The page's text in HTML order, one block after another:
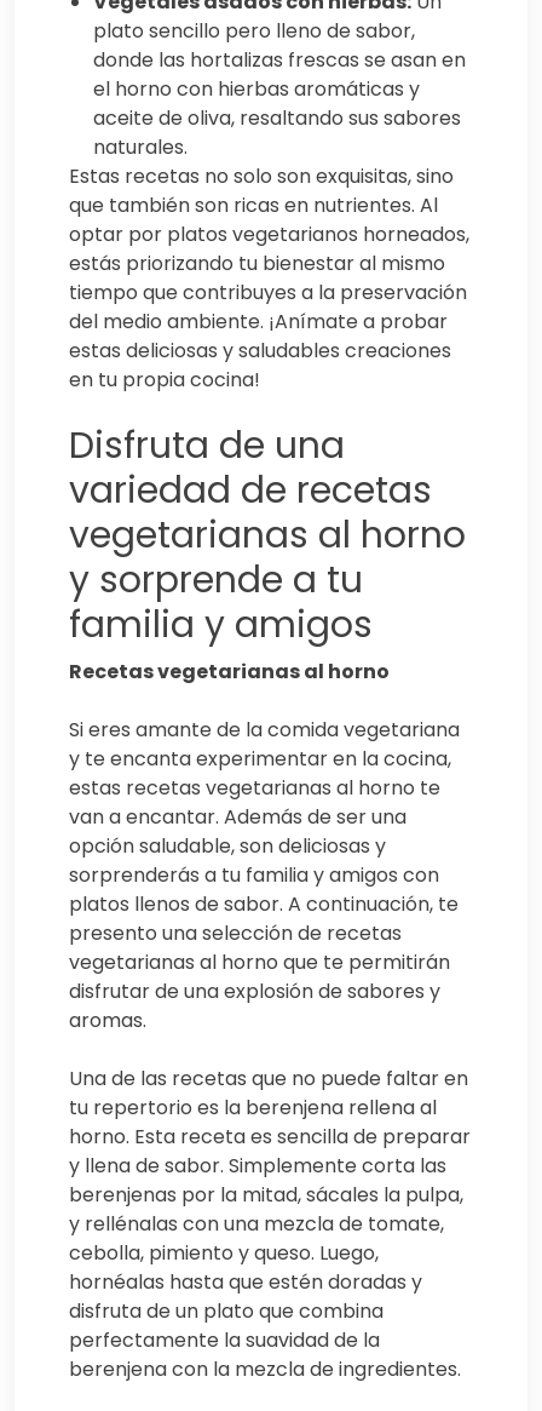
plato sencillo pero lleno de sabor,
donde las hortalizas frescas se asan en
el horno con hierbas aromáticas y
aceite de oliva, resaltando sus sabores
naturales.
Estas recetas no solo son exquisitas, sino
que también son ricas en nutrientes. Al
optar por platos vegetarianos horneados,
estás priorizando tu bienestar al mismo
tiempo que contribuyes a la preservación
del medio ambiente. ¡Anímate a probar
estas deliciosas y saludables creaciones
en tu propia cocina!
Disfruta de una
variedad de recetas
vegetarianas al horno
y sorprende a tu
familia y amigos
Recetas vegetarianas al horno
Si eres amante de la comida vegetariana
y te encanta experimentar en la cocina,
estas recetas vegetarianas al horno te
van a encantar. Además de ser una
opción saludable, son deliciosas y
sorprenderás a tu familia y amigos con
platos llenos de sabor. A continuación, te
presento una selección de recetas
vegetarianas al horno que te permitirán
disfrutar de una explosión de sabores y
aromas.
Una de las recetas que no puede faltar en
tu repertorio es la berenjena rellena al
horno. Esta receta es sencilla de preparar
y llena de sabor. Simplemente corta las
berenjenas por la mitad, sácales la pulpa,
y rellénalas con una mezcla de tomate,
cebolla, pimiento y queso. Luego,
hornéalas hasta que estén doradas y
disfruta de un plato que combina
perfectamente la suavidad de la
berenjena con la mezcla de ingredientes.